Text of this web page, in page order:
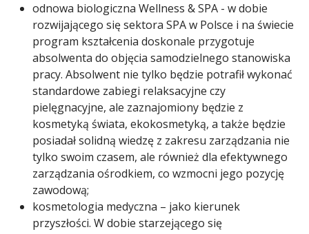
odnowa biologiczna Wellness & SPA - w dobie
rozwijającego się sektora SPA w Polsce i na świecie
program kształcenia doskonale przygotuje
absolwenta do objęcia samodzielnego stanowiska
pracy. Absolwent nie tylko będzie potrafił wykonać
standardowe zabiegi relaksacyjne czy
pielęgnacyjne, ale zaznajomiony będzie z
kosmetyką świata, ekokosmetyką, a także będzie
posiadał solidną wiedzę z zakresu zarządzania nie
tylko swoim czasem, ale również dla efektywnego
zarządzania ośrodkiem, co wzmocni jego pozycję
zawodową;
kosmetologia medyczna – jako kierunek
przyszłości. W dobie starzejącego się